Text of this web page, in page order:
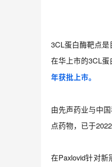
3CL蛋白酶靶点
在华上市的3CL蛋
年获批上市。
由先声药业与中
点药物，已于
在Paxlovid针对